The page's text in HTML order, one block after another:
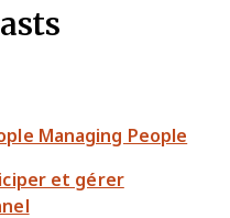
Managing People
et gérer